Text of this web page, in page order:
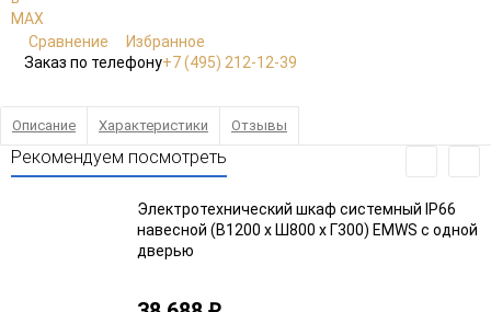
Сравнение
Избранное
Заказ по телефону+7 (495) 212-12-39
Описание Характеристики Отзывы
Рекомендуем посмотреть
Электротехнический шкаф системный IP66
навесной (В1200 x Ш800 x Г300) EMWS c одной
дверью